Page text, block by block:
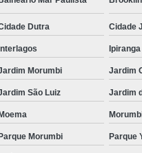
Dutra Cidade
Interlagos Ipiranga
Morumbi Jardim
São Luiz Jardim
Moema
Parque Morumbi Parque